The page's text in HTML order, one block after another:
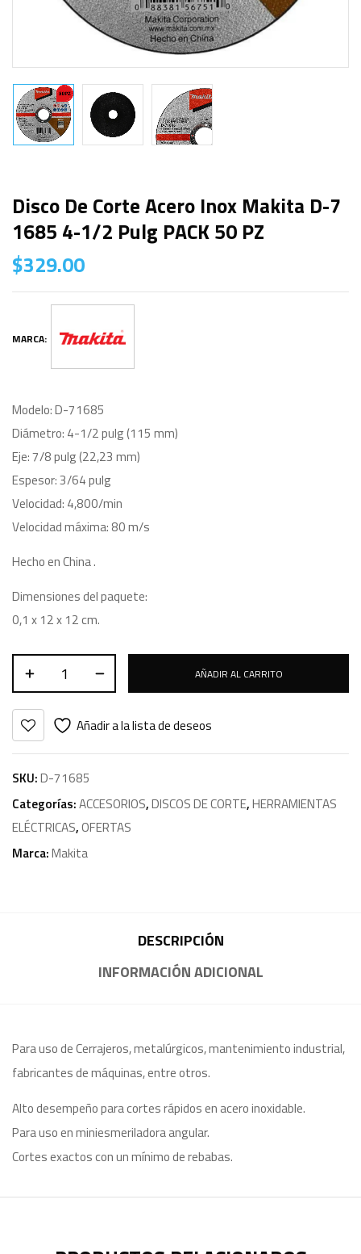
Disco De Corte Acero Inox Makita D-7
1685 4-1/2 Pulg PACK 50 PZ
$329.00
MARCA:
Modelo: D-71685
Diámetro: 4-1/2 pulg (115 mm)
Eje: 7/8 pulg (22,23 mm)
Espesor: 3/64 pulg
Velocidad: 4,800/min
Velocidad máxima: 80 m/s
Hecho en China .
Dimensiones del paquete:
0,1 x 12 x 12 cm.
AÑADIR AL CARRITO
Añadir a la lista de deseos
SKU:D-71685
Categorías:ACCESORIOS,DISCOS DE CORTE,HERRAMIENTAS
ELÉCTRICAS,OFERTAS
Marca:Makita
DESCRIPCIÓN
INFORMACIÓN ADICIONAL
Para uso de Cerrajeros, metalúrgicos, mantenimiento industrial,
fabricantes de máquinas, entre otros.
Alto desempeño para cortes rápidos en acero inoxidable.
Para uso en miniesmeriladora angular.
Cortes exactos con un mínimo de rebabas.